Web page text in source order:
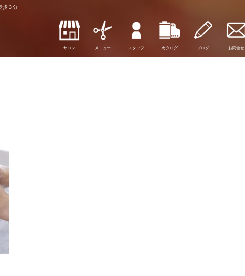
歩３分
サロン メニュー スタッフ カタログ ブログ お問合せ